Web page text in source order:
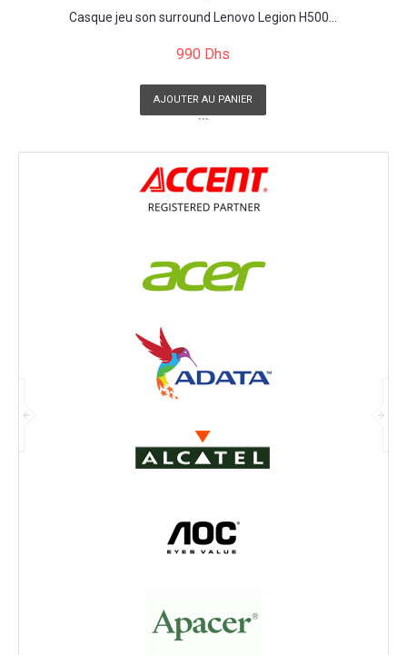
Casque jeu son surround Lenovo Legion H500...
990 Dhs
AJOUTER AU PANIER
```